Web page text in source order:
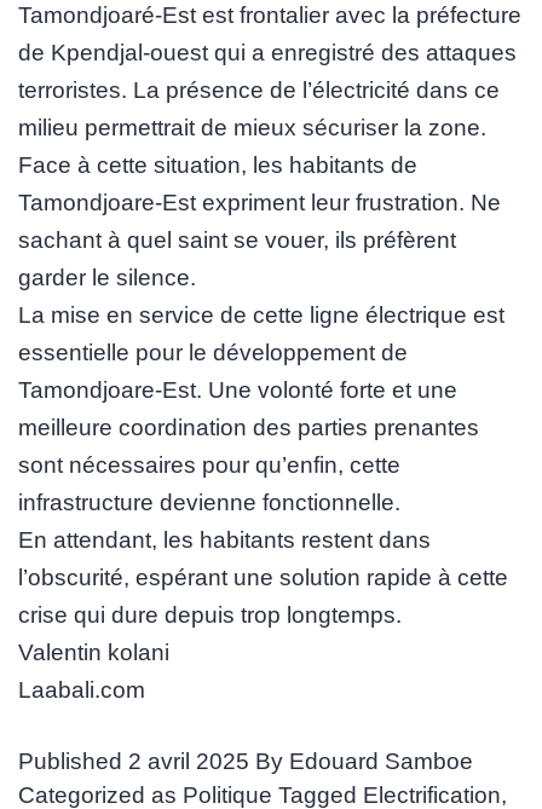
Tamondjoaré-Est est frontalier avec la préfecture
de Kpendjal-ouest qui a enregistré des attaques
terroristes. La présence de l’électricité dans ce
milieu permettrait de mieux sécuriser la zone.
Face à cette situation, les habitants de
Tamondjoare-Est expriment leur frustration. Ne
sachant à quel saint se vouer, ils préfèrent
garder le silence.
La mise en service de cette ligne électrique est
essentielle pour le développement de
Tamondjoare-Est. Une volonté forte et une
meilleure coordination des parties prenantes
sont nécessaires pour qu’enfin, cette
infrastructure devienne fonctionnelle.
En attendant, les habitants restent dans
l’obscurité, espérant une solution rapide à cette
crise qui dure depuis trop longtemps.
Valentin kolani
Laabali.com
Published 2 avril 2025 By Edouard Samboe
Categorized as Politique Tagged Electrification,